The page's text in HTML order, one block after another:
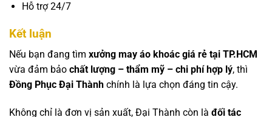
Hỗ trợ 24/7
Kết luận
Nếu bạn đang tìm xưởng may áo khoác giá rẻ tại TP.HCM
vừa đảm bảo chất lượng – thẩm mỹ – chi phí hợp lý, thì
Đồng Phục Đại Thành chính là lựa chọn đáng tin cậy.
Không chỉ là đơn vị sản xuất, Đại Thành còn là đối tác